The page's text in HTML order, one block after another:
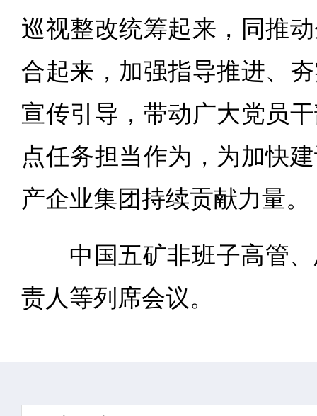
巡视整改统筹起来，同推
合起来，加强指导推进、
宣传引导，带动广大党员
点任务担当作为，为加快
产企业集团持续贡献力量。
中国五矿非班子高管
责人等列席会议。